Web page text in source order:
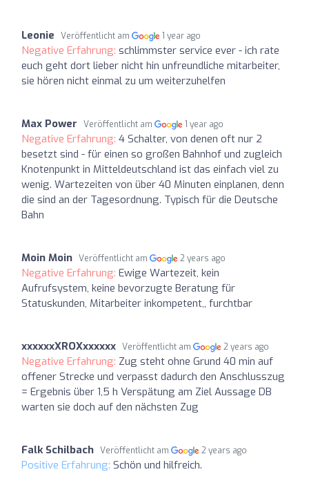
Leonie Veröffentlicht am 1 year ago
Negative Erfahrung: schlimmster service ever - ich rate
euch geht dort lieber nicht hin unfreundliche mitarbeiter,
sie hören nicht einmal zu um weiterzuhelfen
Max Power Veröffentlicht am 1 year ago
Negative Erfahrung: 4 Schalter, von denen oft nur 2
besetzt sind - für einen so großen Bahnhof und zugleich
Knotenpunkt in Mitteldeutschland ist das einfach viel zu
wenig. Wartezeiten von über 40 Minuten einplanen, denn
die sind an der Tagesordnung. Typisch für die Deutsche
Bahn
Moin Moin Veröffentlicht am 2 years ago
Negative Erfahrung: Ewige Wartezeit, kein
Aufrufsystem, keine bevorzugte Beratung für
Statuskunden, Mitarbeiter inkompetent,, furchtbar
xxxxxxXROXxxxxxx Veröffentlicht am 2 years ago
Negative Erfahrung: Zug steht ohne Grund 40 min auf
offener Strecke und verpasst dadurch den Anschlusszug
= Ergebnis über 1,5 h Verspätung am Ziel Aussage DB
warten sie doch auf den nächsten Zug
Falk Schilbach Veröffentlicht am 2 years ago
Positive Erfahrung: Schön und hilfreich.